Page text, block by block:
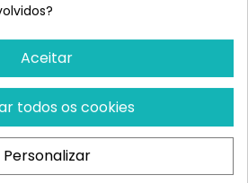
VERSELE-LAGA
Versele-Laga Opti Life
Aceitar
todos os cookies
Personalizar